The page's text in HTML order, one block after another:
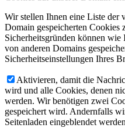
Wir stellen Ihnen eine Liste der
Domain gespeicherten Cookies
Sicherheitsgründen können
von anderen Domains
Sicherheitseinstellungen Ihres
Aktivieren, damit die
wird und alle Cookies, denen
werden. Wir benötigen zwei
gespeichert wird. Andernfalls
Seitenladen eingeblendet